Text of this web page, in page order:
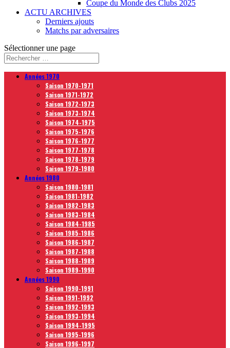
Coupe du Monde des Clubs 2025
ACTU ARCHIVES
Derniers ajouts
Matchs par adversaires
Sélectionner une page
Années 1970
Saison 1970-1971
Saison 1971-1972
Saison 1972-1973
Saison 1973-1974
Saison 1974-1975
Saison 1975-1976
Saison 1976-1977
Saison 1977-1978
Saison 1978-1979
Saison 1979-1980
Années 1980
Saison 1980-1981
Saison 1981-1982
Saison 1982-1983
Saison 1983-1984
Saison 1984-1985
Saison 1985-1986
Saison 1986-1987
Saison 1987-1988
Saison 1988-1989
Saison 1989-1990
Années 1990
Saison 1990-1991
Saison 1991-1992
Saison 1992-1993
Saison 1993-1994
Saison 1994-1995
Saison 1995-1996
Saison 1996-1997